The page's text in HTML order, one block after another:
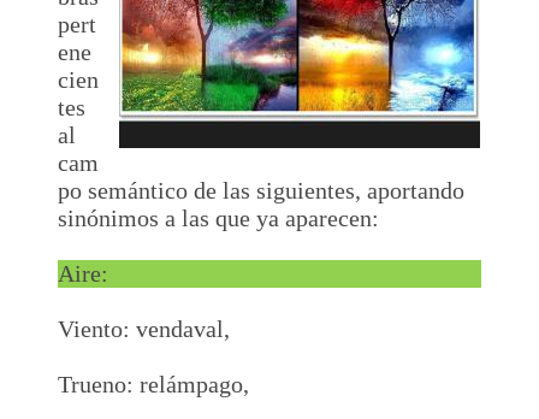
pert
ene
cien
tes
al
cam
po semántico de las siguientes, aportando
sinónimos a las que ya aparecen:
Aire:
Viento: vendaval,
Trueno: relámpago,